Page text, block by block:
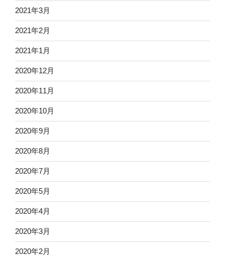
2021年3月
2021年2月
2021年1月
2020年12月
2020年11月
2020年10月
2020年9月
2020年8月
2020年7月
2020年5月
2020年4月
2020年3月
2020年2月